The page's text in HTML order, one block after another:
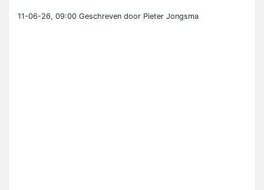
11-06-26, 09:00 Geschreven door Pieter Jongsma